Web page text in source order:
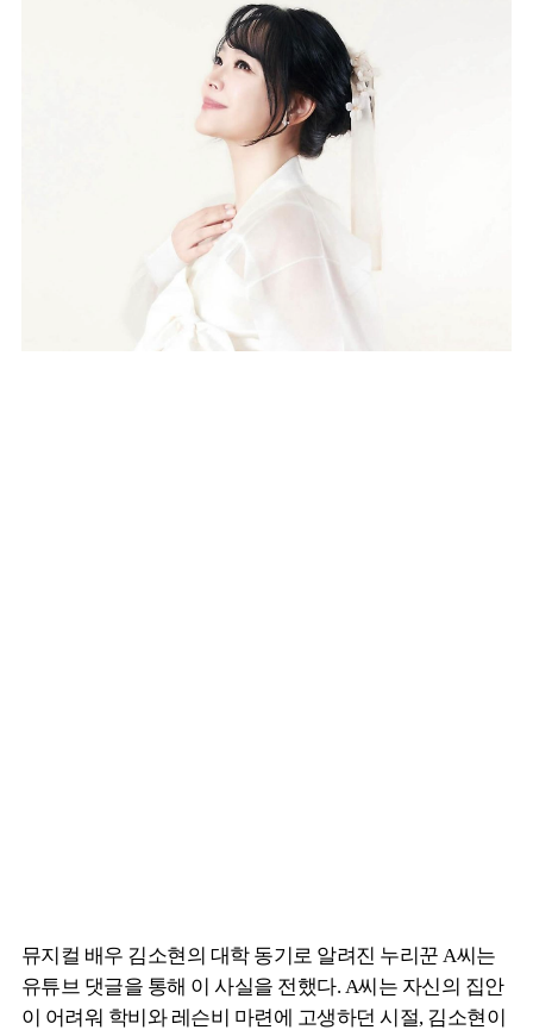
뮤지컬 배우 김소현의 대학 동기로 알려진 누리꾼 A씨는
유튜브 댓글을 통해 이 사실을 전했다. A씨는 자신의 집안
이 어려워 학비와 레슨비 마련에 고생하던 시절, 김소현이